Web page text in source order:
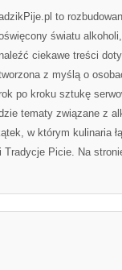
to
światu
ciekawe treści
z myślą o
po kroku sztukę
tematy związane z
w którym kulinaria
Picie. Na